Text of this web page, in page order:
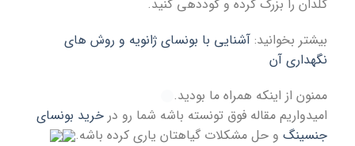
گلدان را بزرگ كرده و كوددهي کنید.
بیشتر بخوانید: آشنایی با بونسای ژانویه و روش های
نگهداری آن
ممنون از اینکه همراه ما بودید.
امیدواریم مقاله فوق تونسته باشه شما رو در خرید بونسای
جنسینگ و حل مشکلات گیاهتان یاری کرده باشه.